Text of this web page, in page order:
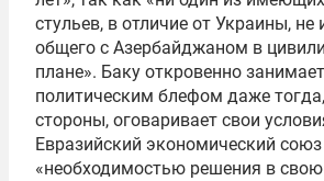
стульев, в отличие от Украины, не
общего с Азербайджаном в
плане». Баку откровенно
политическим блефом даже
стороны, оговаривает свои
Евразийский экономический союз
«необходимостью решения в